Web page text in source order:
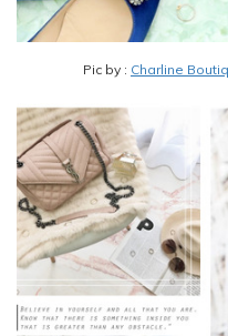
Pic by : Charline